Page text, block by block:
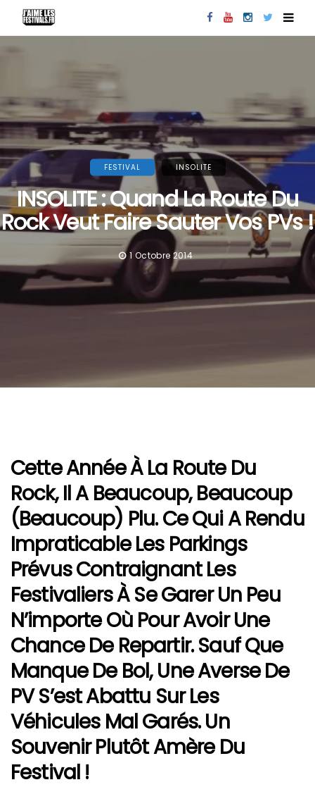
FESTIVAL INSOLITE
INSOLITE : Quand La Route Du
Rock Veut Faire Sauter Vos PVs !
1 Octobre 2014
Cette Année À La Route Du
Rock, Il A Beaucoup, Beaucoup
(beaucoup) Plu. Ce Qui A Rendu
Impraticable Les Parkings
Prévus Contraignant Les
Festivaliers À Se Garer Un Peu
N’importe Où Pour Avoir Une
Chance De Repartir. Sauf Que
Manque De Bol, Une Averse De
PV S’est Abattu Sur Les
Véhicules Mal Garés. Un
Souvenir Plutôt Amère Du
Festival !